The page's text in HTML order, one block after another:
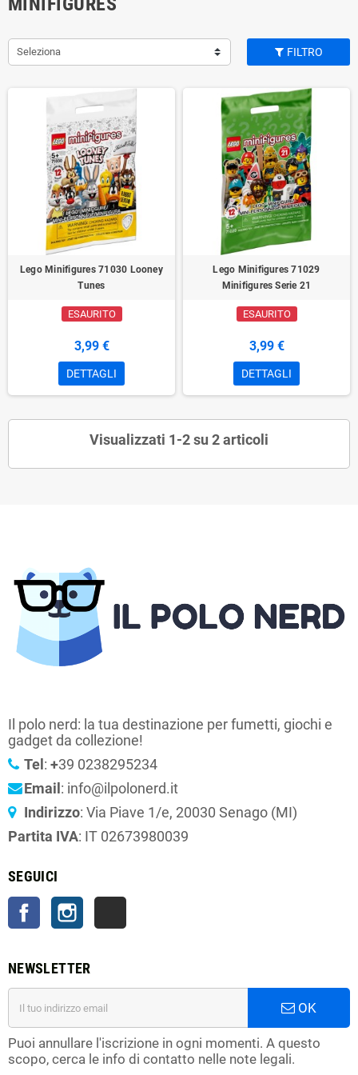
Seleziona FILTRO
Lego Minifigures 71030 Looney
Tunes
ESAURITO
3,99 €
DETTAGLI
Lego Minifigures 71029
Minifigures Serie 21
ESAURITO
3,99 €
DETTAGLI
Visualizzati 1-2 su 2 articoli
Il polo nerd: la tua destinazione per fumetti, giochi e
gadget da collezione!
Tel : +39 0238295234
Email : info@ilpolonerd.it
Indirizzo: Via Piave 1/e, 20030 Senago (MI)
Partita IVA: IT 02673980039
SEGUICI
FacebookInstagram
NEWSLETTER
OK
Puoi annullare l'iscrizione in ogni momenti. A questo
scopo, cerca le info di contatto nelle note legali.